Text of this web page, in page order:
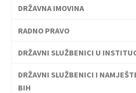
DRŽAVNA IMOVINA
RADNO PRAVO
DRŽAVNI SLUŽBENICI U
DRŽAVNI SLUŽBENICI I
BIH